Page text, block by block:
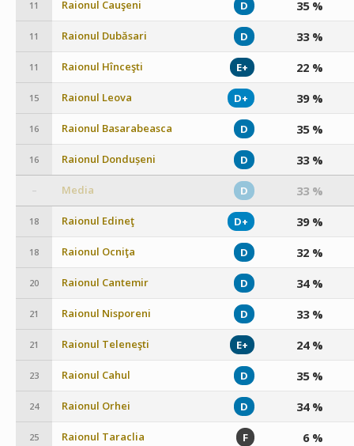
11 Raionul Cauşeni D 35 %
11 Raionul Dubăsari D 33 %
11 Raionul Hînceşti E+ 22 %
15 Raionul Leova D+ 39 %
16 Raionul Basarabeasca D 35 %
16 Raionul Dondușeni D 33 %
– Media D 33 %
18 Raionul Edineţ D+ 39 %
18 Raionul Ocniţa D 32 %
20 Raionul Cantemir D 34 %
21 Raionul Nisporeni D 33 %
21 Raionul Teleneşti E+ 24 %
23 Raionul Cahul D 35 %
24 Raionul Orhei D 34 %
25 Raionul Taraclia F 6 %